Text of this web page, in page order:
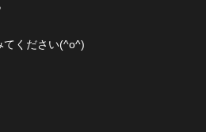
てください(^o^)